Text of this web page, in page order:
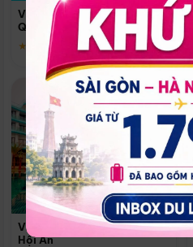
Vinpearl Resort & Spa Phu
Quoc
★ 5.0
Vinpearl Resort & Golf Nam
Hội An